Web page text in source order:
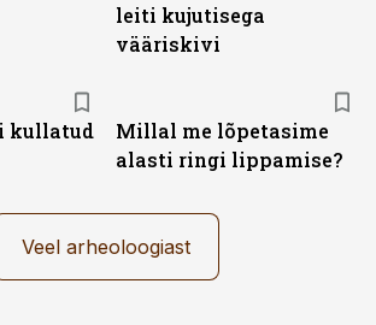
leiti kujutisega
vääriskivi
kullatud
Millal me lõpetasime
alasti ringi lippamise?
Veel arheoloogiast